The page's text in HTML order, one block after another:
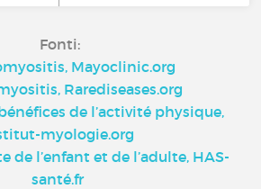
Fonti:
Mayoclinic.org
Rarediseases.org
de l’activité physique,
myologie.org
de l’enfant et de l’adulte, HAS-
santé.fr